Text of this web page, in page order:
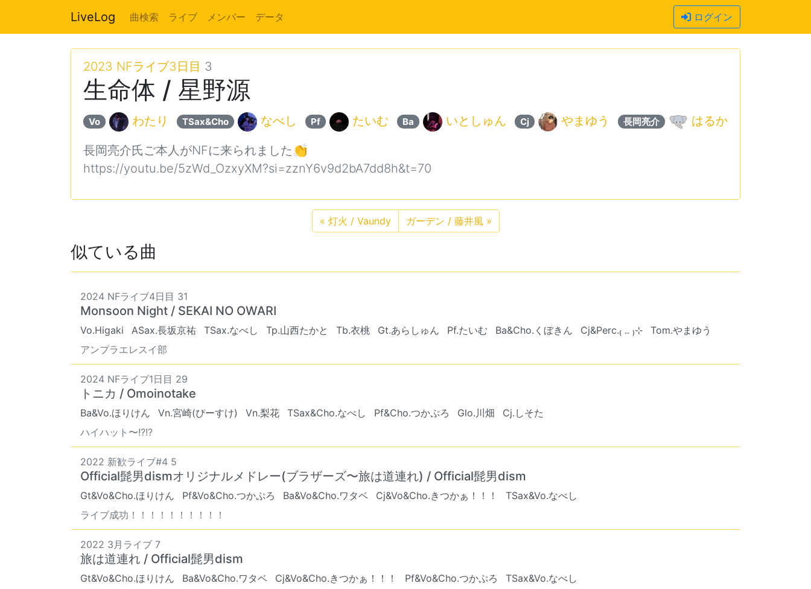
LiveLog 曲検索 ライブ メンバー データ ログイン
2023 NFライブ3日目 3
生命体 / 星野源
Vo わたり TSax&Cho なべし Pf たいむ Ba いとしゅん Cj やまゆう 長岡亮介 はるか
長岡亮介氏ご本人がNFに来られました👏
https://youtu.be/5zWd_OzxyXM?si=zznY6v9d2bA7dd8h&t=70
« 灯火 / Vaundy ガーデン / 藤井風 »
似ている曲
2024 NFライブ4日目 31
Monsoon Night / SEKAI NO OWARI
Vo.Higaki ASax.長坂京祐 TSax.なべし Tp.山西たかと Tb.衣桃 Gt.あらしゅん Pf.たいむ Ba&Cho.くぼきん Cj&Perc.₍ .. ₎⊹
Tom.やまゆう
アンプラエレスイ部
2024 NFライブ1日目 29
トニカ / Omoinotake
Ba&Vo.ほりけん Vn.宮崎(ぴーすけ) Vn.梨花 TSax&Cho.なべし Pf&Cho.つかぷろ Glo.川畑
Cj.しそた
ハイハット〜!?!?
2022 新歓ライブ#4 5
Official髭男dismオリジナルメドレー(ブラザーズ〜旅は道連れ) / Official髭男dism
Gt&Vo&Cho.ほりけん Pf&Vo&Cho.つかぷろ Ba&Vo&Cho.ワタベ Cj&Vo&Cho.きつかぁ！！！
TSax&Vo.なべし
ライブ成功！！！！！！！！！！
2022 3月ライブ 7
旅は道連れ / Official髭男dism
Gt&Vo&Cho.ほりけん Ba&Vo&Cho.ワタベ Cj&Vo&Cho.きつかぁ！！！ Pf&Vo&Cho.つかぷろ
TSax&Vo.なべし